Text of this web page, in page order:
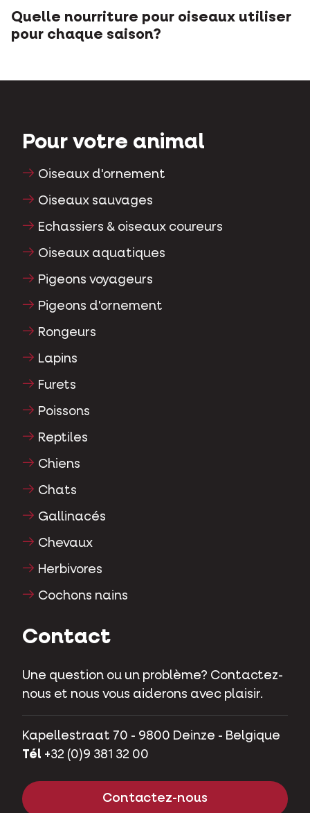
Quelle nourriture pour oiseaux utiliser
pour chaque saison?
Pour votre animal
Oiseaux d'ornement
Oiseaux sauvages
Echassiers & oiseaux coureurs
Oiseaux aquatiques
Pigeons voyageurs
Pigeons d'ornement
Rongeurs
Lapins
Furets
Poissons
Reptiles
Chiens
Chats
Gallinacés
Chevaux
Herbivores
Cochons nains
Contact
Une question ou un problème? Contactez-
nous et nous vous aiderons avec plaisir.
Kapellestraat 70 - 9800 Deinze - Belgique
Tél +32 (0)9 381 32 00
Contactez-nous